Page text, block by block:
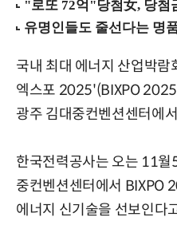
국내 최대 에너지 산업박
엑스포 2025'(BIXPO
광주 김대중컨벤션센터에
한국전력공사는 오는 11월
중컨벤션센터에서 BIXPO
에너지 신기술을 선보인다